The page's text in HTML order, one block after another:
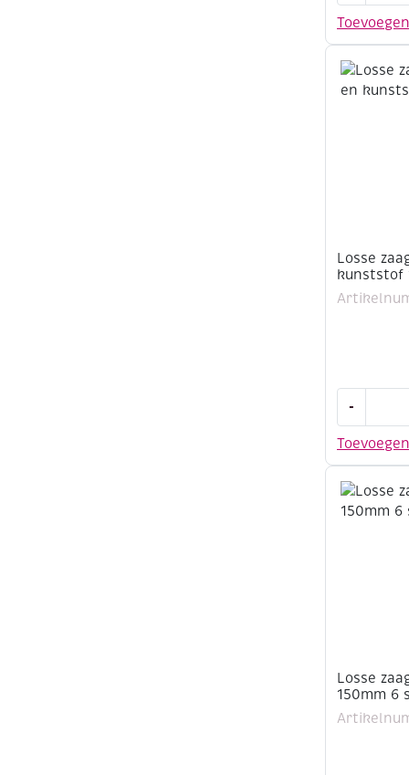
Toevoegen
aantal
Losse
kunststof
Toevoegen
-
voor
en
kunststof
150mm
Losse
150mm 6